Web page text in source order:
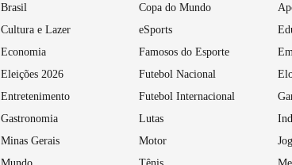
Brasil
Cultura e Lazer
Economia
Eleições 2026
Entretenimento
Gastronomia
Minas Gerais
Copa do Mundo
eSports
Famosos do Esporte
Futebol Nacional
Futebol Internacional
Lutas
Motor